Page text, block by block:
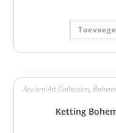
Ancient Art Collection,
Ketting